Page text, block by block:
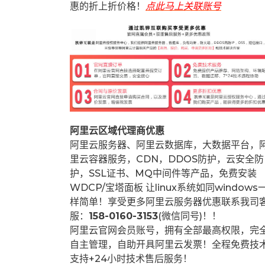
惠的折上折价格！ 点此马上关联账号
阿里云区域代理商优惠
阿里云服务器、阿里云数据库，大数据平台，
里云容器服务，CDN，DDOS防护，云安全防
护，SSL证书、MQ中间件等产品，免费安装
WDCP/宝塔面板 让 linux系统如同windows
样简单！享受更多阿里云服务器优惠联系我司
服： 158-0160-3153(微信同号)！！
阿里云官网会员账号，拥有全部最高权限，完
自主管理，自助开具阿里云发票！全程免费技
支持+24小时技术售后服务！